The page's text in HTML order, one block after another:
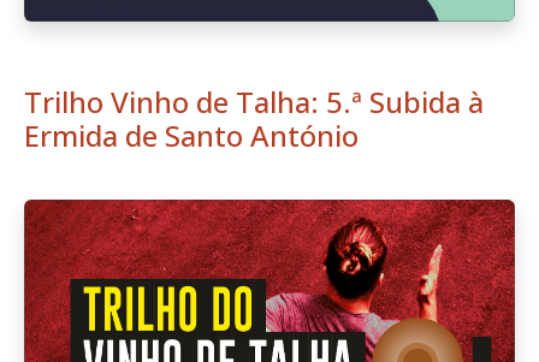
Trilho Vinho de Talha: 5.ª Subida à
Ermida de Santo António